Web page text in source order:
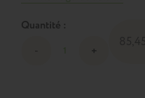
Quantité :